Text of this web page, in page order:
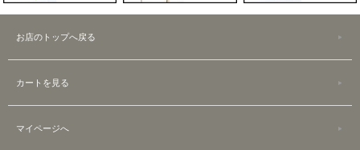
お店のトップへ戻る
カートを見る
マイページへ